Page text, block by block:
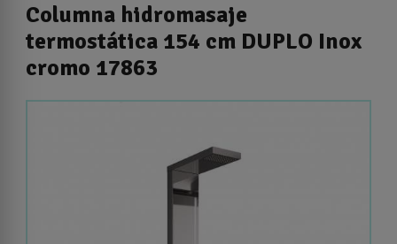
Columna hidromasaje
termostática 154 cm DUPLO Inox
cromo 17863